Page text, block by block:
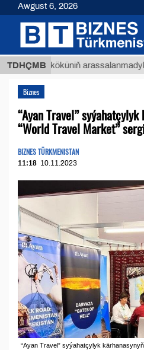
TDHÇMB
köküniň arassalanmadyk
Biznes
“Ayan Travel” syýahatçylyk
“World Travel Market”
BIZNES TÜRKMENISTAN
11:18 10.11.2023
“Ayan Travel” syýahatçylyk
Awgust 6, 2026